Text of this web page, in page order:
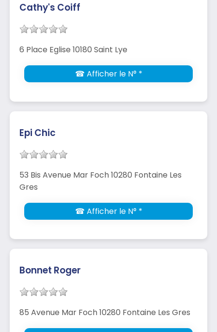
Cathy's Coiff
6 Place Eglise 10180 Saint Lye
☎ Afficher le N° *
Epi Chic
53 Bis Avenue Mar Foch 10280 Fontaine Les
Gres
☎ Afficher le N° *
Bonnet Roger
85 Avenue Mar Foch 10280 Fontaine Les Gres